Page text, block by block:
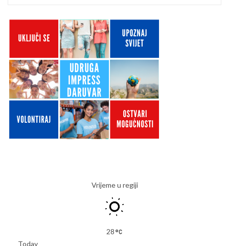
Vrijeme u regiji
28
Today